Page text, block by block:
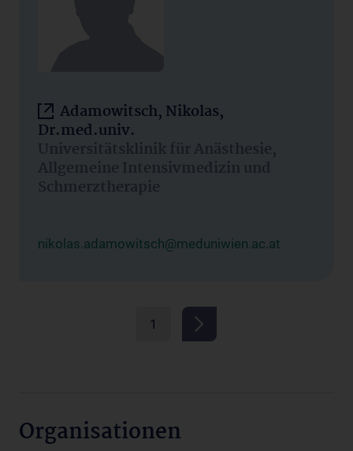
Adamowitsch, Nikolas,
Dr.med.univ.
Universitätsklinik für Anästhesie,
Allgemeine Intensivmedizin und
Schmerztherapie
nikolas.adamowitsch@meduniwien.ac.at
1
Organisationen